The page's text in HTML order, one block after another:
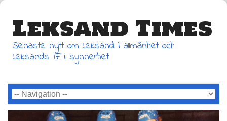
Leksand Times
Senaste nytt om Leksand i allmänhet och
Leksands IF i synnerhet